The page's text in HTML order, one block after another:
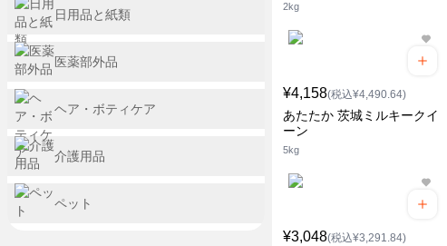
2kg
¥4,158(税込¥4,490.64)
あたたか 茨城ミルキークイ
ーン
5kg
¥3,048(税込¥3,291.84)
日用品と紙類
医薬部外品
ヘア・ボティケア
介護用品
ペット